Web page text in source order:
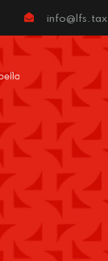
info@lfs.tax